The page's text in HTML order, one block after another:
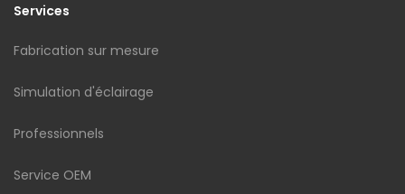
Services
Fabrication sur mesure
Simulation d'éclairage
Professionnels
Service OEM